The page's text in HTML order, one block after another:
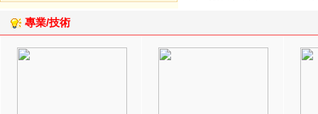
專業/技術